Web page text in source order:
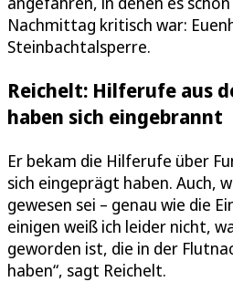
Nachmittag kritisch war:
Steinbachtalsperre.
Reichelt: Hilferufe aus
haben sich eingebrannt
Er bekam die Hilferufe über
sich eingeprägt haben. Auch,
gewesen sei – genau wie die
einigen weiß ich leider nicht,
geworden ist, die in der
haben“, sagt Reichelt.